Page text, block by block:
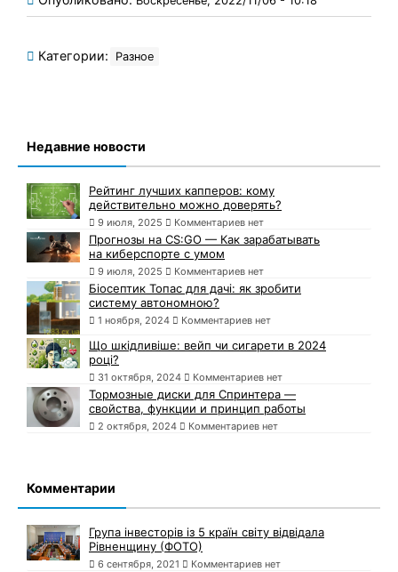
Категории: Разное
Недавние новости
Рейтинг лучших капперов: кому
действительно можно доверять?
9 июля, 2025 Комментариев нет
Прогнозы на CS:GO — Как зарабатывать
на киберспорте с умом
9 июля, 2025 Комментариев нет
Біосептик Топас для дачі: як зробити
систему автономною?
1 ноября, 2024 Комментариев нет
Що шкідливіше: вейп чи сигарети в 2024
році?
31 октября, 2024 Комментариев нет
Тормозные диски для Спринтера —
свойства, функции и принцип работы
2 октября, 2024 Комментариев нет
Комментарии
Група інвесторів із 5 країн світу відвідала
Рівненщину (ФОТО)
6 сентября, 2021 Комментариев нет